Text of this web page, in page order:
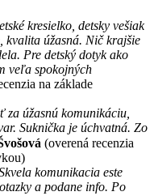
kresielko, detsky vešiak
kvalita úžasná. Nič krajšie
Pre detský dotyk ako
veľa spokojných
na základe
úžasnú komunikáciu,
Suknička je úchvatná. Zo
(overená recenzia
komunikacia este
a podane info. Po